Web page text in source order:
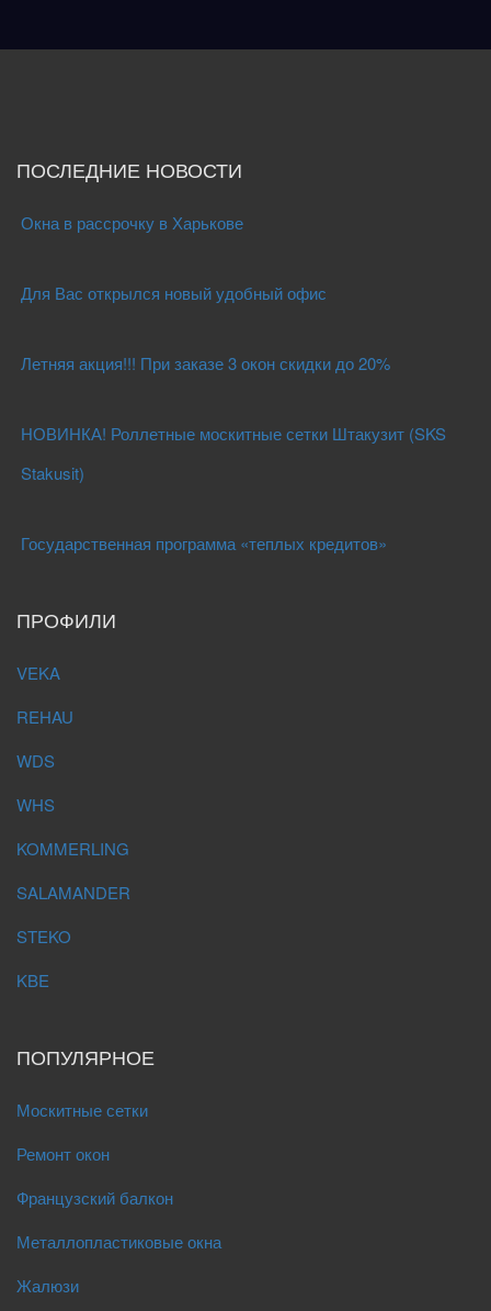
ПОСЛЕДНИЕ НОВОСТИ
Окна в рассрочку в Харькове
Для Вас открылся новый удобный офис
Летняя акция!!! При заказе 3 окон скидки до 20%
НОВИНКА! Роллетные москитные сетки Штакузит (SKS
Stakusit)
Государственная программа «теплых кредитов»
ПРОФИЛИ
VEKA
REHAU
WDS
WHS
KOMMERLING
SALAMANDER
STEKO
KBE
ПОПУЛЯРНОЕ
Москитные сетки
Ремонт окон
Французский балкон
Металлопластиковые окна
Жалюзи